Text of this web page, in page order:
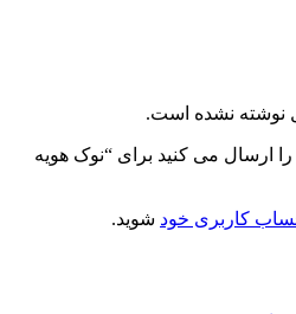
نوشته نشده است.
را ارسال می کنید برای “نوک هویه
کاربری خود شوید.